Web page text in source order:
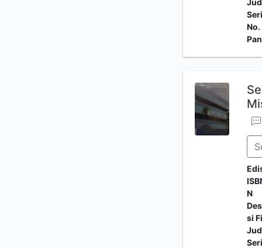
No.
N
si